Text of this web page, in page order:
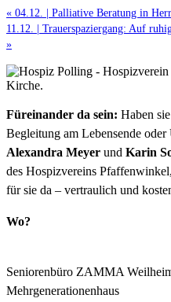
« 04.12. | Palliative Beratung in
11.12. | Trauerspaziergang: Auf
»
Füreinander da sein: Haben
Begleitung am Lebensende
Alexandra Meyer und Karin
des Hospizvereins
für sie da – vertraulich und
Wo?
Seniorenbüro ZAMMA
Mehrgenerationenhaus